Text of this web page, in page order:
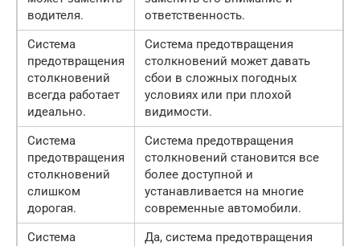
водителя.
ответственность.
Система
предотвращения
столкновений
всегда работает
идеально.
Система предотвращения
столкновений может давать
сбои в сложных погодных
условиях или при плохой
видимости.
Система
предотвращения
столкновений
слишком
дорогая.
Система предотвращения
столкновений становится все
более доступной и
устанавливается на многие
современные автомобили.
Система
Да, система предотвращения